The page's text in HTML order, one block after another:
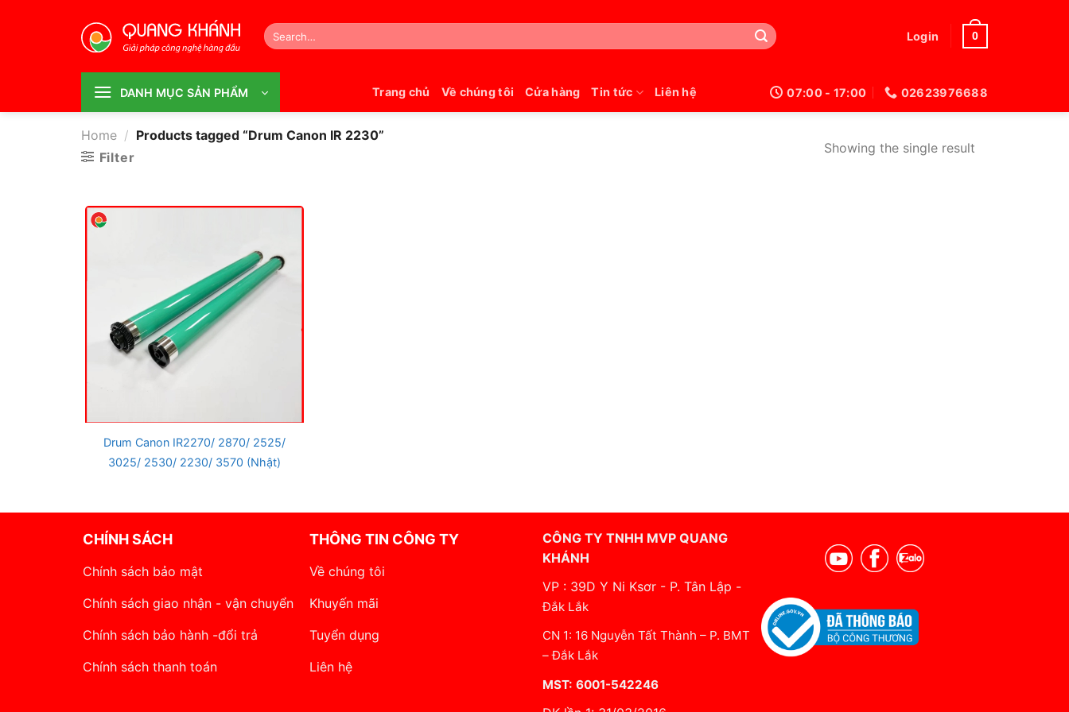
Search
for:
Login 0
DANH MỤC SẢN PHẨM Trang chủ Về chúng tôi Cửa hàng Tin tức Liên hệ 07:00 - 17:00 02623976688
Home / Products tagged “Drum Canon IR 2230”
Filter
Showing the single result
Drum Canon IR2270/ 2870/ 2525/
3025/ 2530/ 2230/ 3570 (Nhật)
CHÍNH SÁCH
Chính sách bảo mật
Chính sách giao nhận - vận chuyển
Chính sách bảo hành -đổi trả
Chính sách thanh toán
THÔNG TIN CÔNG TY
Về chúng tôi
Khuyến mãi
Tuyển dụng
Liên hệ
CÔNG TY TNHH MVP QUANG
KHÁNH
VP : 39D Y Ni Ksơr - P. Tân Lập -
Đắk Lắk
CN 1: 16 Nguyễn Tất Thành – P. BMT
– Đắk Lắk
MST: 6001-542246